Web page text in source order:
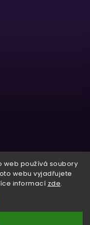
web používá soubory
webu vyjadřujete
informací zde.
práva vyhrazena.